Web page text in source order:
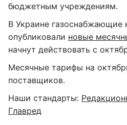
бюджетным учреждениям.
В Украине газоснабжающие
опубликовали новые
начнут действовать с
Месячные тарифы на
поставщиков.
Наши стандарты:
Главред